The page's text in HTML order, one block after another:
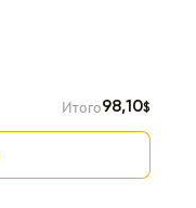
Итого98,10$